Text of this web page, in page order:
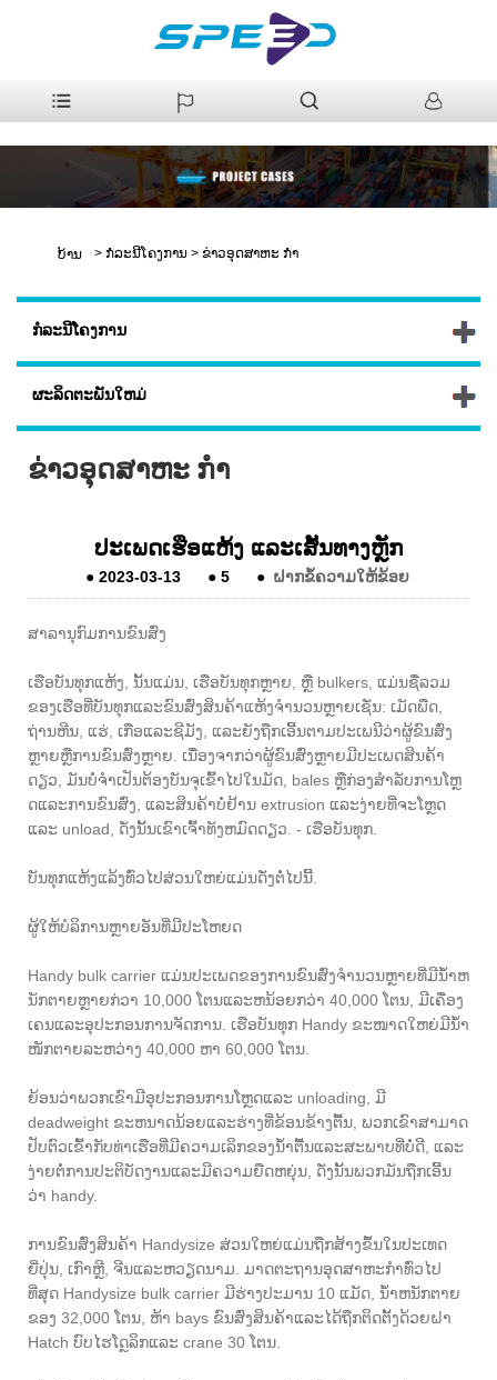
ບ້ານ > ກໍລະນີໂຄງການ > ຂ່າວອຸດສາຫະ ກຳ
ກໍລະນີໂຄງການ
ຜະລິດຕະພັນໃຫມ່
ຂ່າວອຸດສາຫະ ກຳ
ປະເພດເຮືອແຫ້ງ ແລະເສັ້ນທາງຫຼັກ
● 2023-03-13 ● 5 ● ຝາກຂໍ້ຄວາມໃຫ້ຂ້ອຍ
ສາລານຸກົມການຂົນສົ່ງ
ເຮືອບັນທຸກແຫ້ງ, ນັ້ນແມ່ນ, ເຮືອບັນທຸກຫຼາຍ, ຫຼື bulkers, ແມ່ນຊື່ລວມ
ຂອງເຮືອທີ່ບັນທຸກແລະຂົນສົ່ງສິນຄ້າແຫ້ງຈໍານວນຫຼາຍເຊັ່ນ: ເມັດພືດ,
ຖ່ານຫີນ, ແຮ່, ເກືອແລະຊີມັງ, ແລະຍັງຖືກເອີ້ນຕາມປະເພນີວ່າຜູ້ຂົນສົ່ງ
ຫຼາຍຫຼືການຂົນສົ່ງຫຼາຍ. ເນື່ອງຈາກວ່າຜູ້ຂົນສົ່ງຫຼາຍມີປະເພດສິນຄ້າ
ດຽວ, ມັນບໍ່ຈໍາເປັນຕ້ອງບັນຈຸເຂົ້າໄປໃນມັດ, bales ຫຼືກ່ອງສໍາລັບການໂຫຼ
ດແລະການຂົນສົ່ງ, ແລະສິນຄ້າບໍ່ຢ້ານ extrusion ແລະງ່າຍທີ່ຈະໂຫຼດ
ແລະ unload, ດັ່ງນັ້ນເຂົາເຈົ້າທັງຫມົດດຽວ. - ເຮືອ​ບັນ​ທຸກ​.
ບັນທຸກແຫ້ງແລ້ງທົ່ວໄປສ່ວນໃຫຍ່ແມ່ນດັ່ງຕໍ່ໄປນີ້.
ຜູ້ໃຫ້ບໍລິການຫຼາຍອັນທີ່ມີປະໂຫຍດ
Handy bulk carrier ແມ່ນປະເພດຂອງການຂົນສົ່ງຈໍານວນຫຼາຍທີ່ມີນ້ໍາຫ
ນັກຕາຍຫຼາຍກ່ວາ 10,000 ໂຕນແລະຫນ້ອຍກວ່າ 40,000 ໂຕນ, ມີເຄື່ອງ
ເຄນແລະອຸປະກອນການຈັດການ. ເຮືອບັນທຸກ Handy ຂະໜາດໃຫຍ່ມີນ້ຳ
ໜັກຕາຍລະຫວ່າງ 40,000 ຫາ 60,000 ໂຕນ.
ຍ້ອນວ່າພວກເຂົາມີອຸປະກອນການໂຫຼດແລະ unloading, ມີ
deadweight ຂະຫນາດນ້ອຍແລະຮ່າງທີ່ຂ້ອນຂ້າງຕື້ນ, ພວກເຂົາສາມາດ
ປັບຕົວເຂົ້າກັບທ່າເຮືອທີ່ມີຄວາມເລິກຂອງນ້ໍາຕື້ນແລະສະພາບທີ່ບໍ່ດີ, ແລະ
ງ່າຍຕໍ່ການປະຕິບັດງານແລະມີຄວາມຍືດຫຍຸ່ນ, ດັ່ງນັ້ນພວກມັນຖືກເອີ້ນ
ວ່າ handy.
ການຂົນສົ່ງສິນຄ້າ Handysize ສ່ວນໃຫຍ່ແມ່ນຖືກສ້າງຂຶ້ນໃນປະເທດ
ຍີ່ປຸ່ນ, ເກົາຫຼີ, ຈີນແລະຫວຽດນາມ. ມາດຕະຖານອຸດສາຫະກໍາທົ່ວໄປ
ທີ່ສຸດ Handysize bulk carrier ມີຮ່າງປະມານ 10 ແມັດ, ນ້ໍາຫນັກຕາຍ
ຂອງ 32,000 ໂຕນ, ຫ້າ bays ຂົນສົ່ງສິນຄ້າແລະໄດ້ຖືກຕິດຕັ້ງດ້ວຍຝາ
Hatch ບົບໄຮໂດຼລິກແລະ crane 30 ໂຕນ.